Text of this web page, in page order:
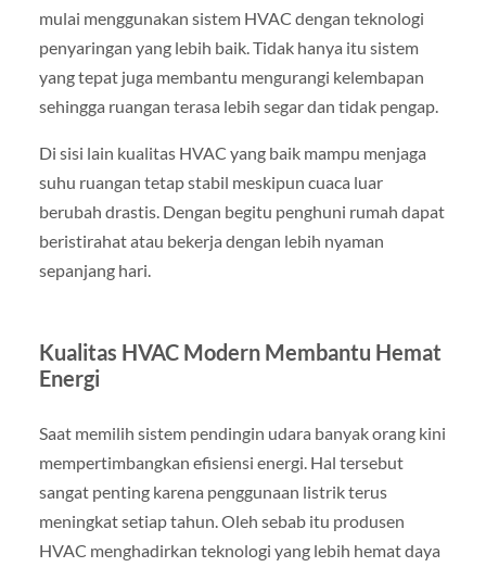
mulai menggunakan sistem HVAC dengan teknologi
penyaringan yang lebih baik. Tidak hanya itu sistem
yang tepat juga membantu mengurangi kelembapan
sehingga ruangan terasa lebih segar dan tidak pengap.
Di sisi lain kualitas HVAC yang baik mampu menjaga
suhu ruangan tetap stabil meskipun cuaca luar
berubah drastis. Dengan begitu penghuni rumah dapat
beristirahat atau bekerja dengan lebih nyaman
sepanjang hari.
Kualitas HVAC Modern Membantu Hemat
Energi
Saat memilih sistem pendingin udara banyak orang kini
mempertimbangkan efisiensi energi. Hal tersebut
sangat penting karena penggunaan listrik terus
meningkat setiap tahun. Oleh sebab itu produsen
HVAC menghadirkan teknologi yang lebih hemat daya